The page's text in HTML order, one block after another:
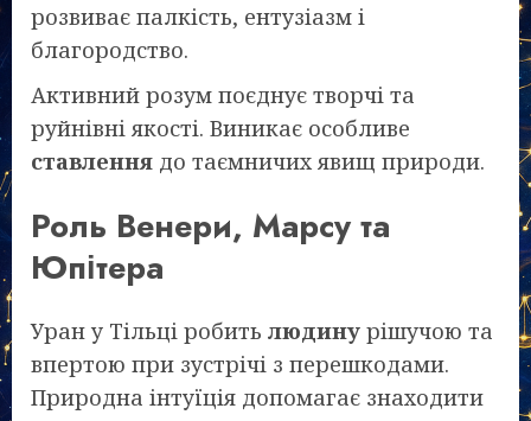
розвиває палкість, ентузіазм і
благородство.
Активний розум поєднує творчі та
руйнівні якості. Виникає особливе
ставлення до таємничих явищ природи.
Роль Венери, Марсу та
Юпітера
Уран у Тільці робить людину рішучою та
впертою при зустрічі з перешкодами.
Природна інтуїція допомагає знаходити